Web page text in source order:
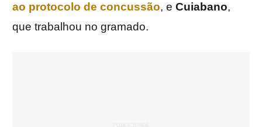
ao protocolo de concussão, e Cuiabano,
que trabalhou no gramado.